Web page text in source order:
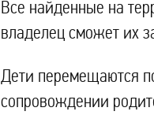
Все найденные на
владелец сможет их
Дети перемещаются
сопровождении